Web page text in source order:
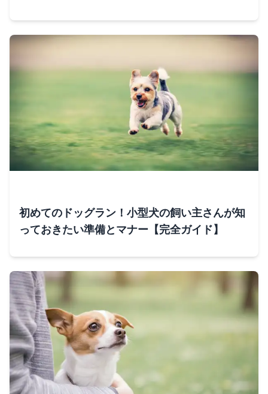
初めてのドッグラン！小型犬の飼い主さんが知
っておきたい準備とマナー【完全ガイド】